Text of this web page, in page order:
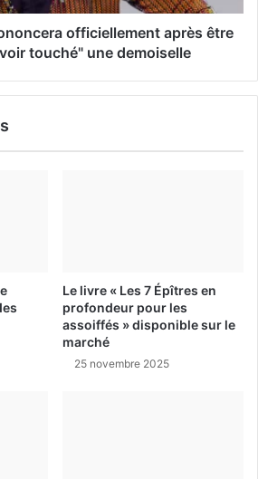
officiellement après être
touché" une demoiselle
Le livre « Les 7 Épîtres en
profondeur pour les
assoiffés » disponible sur le
marché
25 novembre 2025